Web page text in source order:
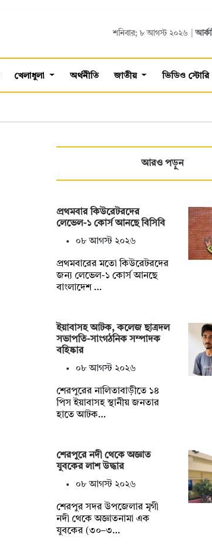
শনিবার; ৮ আগস্ট ২০২৬ |
খেলাধুলা অর্থনীতি জাতীয় ভিডিও স্টোরি
আরও পড়ুন
প্রথমবার কিউরেটরদের
লেভেল-১ কোর্স আনছে বিসিবি
০৮ আগস্ট ২০২৬
প্রথমবারের মতো কিউরেটরদের
জন্য লেভেল-১ কোর্স আনছে
বাংলাদেশ …
ইয়াবাসহ আটক, কলেজ ছাত্রদল
সভাপতি-সাংগঠনিক সম্পাদক
বহিষ্কার
০৮ আগস্ট ২০২৬
শেরপুরের নালিতাবাড়ীতে ১৪
পিস ইয়াবাসহ স্থানীয় জনতার
হাতে আটক…
শেরপুরে নদী থেকে অজ্ঞাত
যুবকের লাশ উদ্ধার
০৮ আগস্ট ২০২৬
শেরপুর সদর উপজেলার মৃগী
নদী থেকে অজ্ঞাতনামা এক
যুবকের (৩০–৩…